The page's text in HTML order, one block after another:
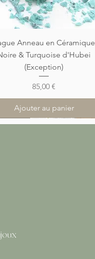
Aperçu rapide
Anneau en Céramique
& Turquoise d'Hubei
(Exception)
Prix
85,00 €
Ajouter au panier